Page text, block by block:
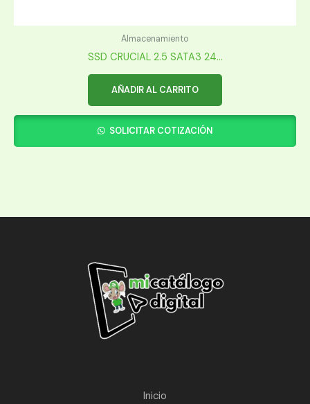
Almacenamiento
SSD CRUCIAL 2.5 SATA3 24...
AÑADIR AL CARRITO
SOLICITAR COTIZACIÓN
Inicio